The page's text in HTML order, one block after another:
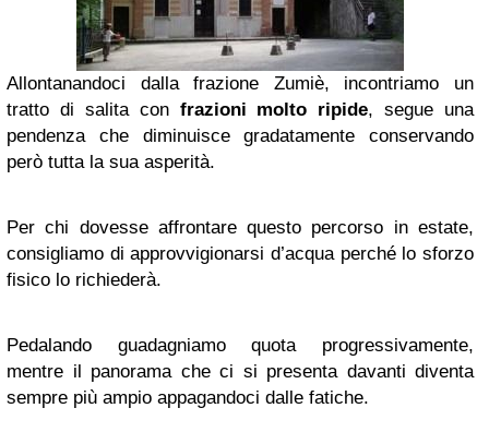
Allontanandoci dalla frazione Zumiè, incontriamo un
tratto di salita con frazioni molto ripide, segue una
pendenza che diminuisce gradatamente conservando
però tutta la sua asperità.
Per chi dovesse affrontare questo percorso in estate,
consigliamo di approvvigionarsi d’acqua perché lo sforzo
fisico lo richiederà.
Pedalando guadagniamo quota progressivamente,
mentre il panorama che ci si presenta davanti diventa
sempre più ampio appagandoci dalle fatiche.